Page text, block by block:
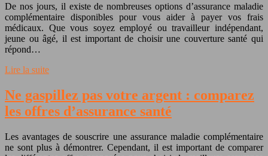
De nos jours, il existe de nombreuses options d’assurance maladie
complémentaire disponibles pour vous aider à payer vos frais
médicaux. Que vous soyez employé ou travailleur indépendant,
jeune ou âgé, il est important de choisir une couverture santé qui
répond…
Lire la suite
Ne gaspillez pas votre argent : comparez
les offres d’assurance santé
Les avantages de souscrire une assurance maladie complémentaire
ne sont plus à démontrer. Cependant, il est important de comparer